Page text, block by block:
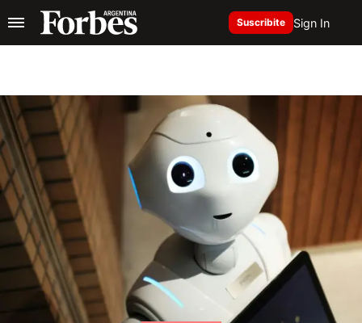
Suscribite Sign In